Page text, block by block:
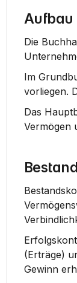
Aufbau
Die
Im
vorliegen.
Das
Vermögen
(Erträge)
Gewinn